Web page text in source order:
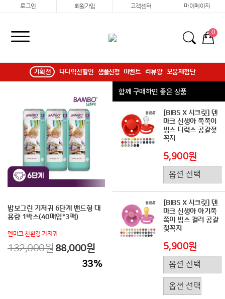
로그인 회원가입 고객센터 마이페이지
0
기획전 다다익선할인 샘플신청 이벤트 리뷰왕 모움체험단
밤보그린 기저귀 6단계 밴드형 대
용량 1박스(40매입*3팩)
덴마크 친환경 기저귀
132,000원 88,000원
33%
함께 구매하면 좋은 상품
[BIBS X 시크릿] 덴
마크 신생아 쪽쪽이
빕스 디럭스 공갈젖
꼭지
5,900원
[BIBS X 시크릿] 덴
마크 신생아 아기쪽
쪽이 빕스 컬러 공갈
젖꼭지
5,900원